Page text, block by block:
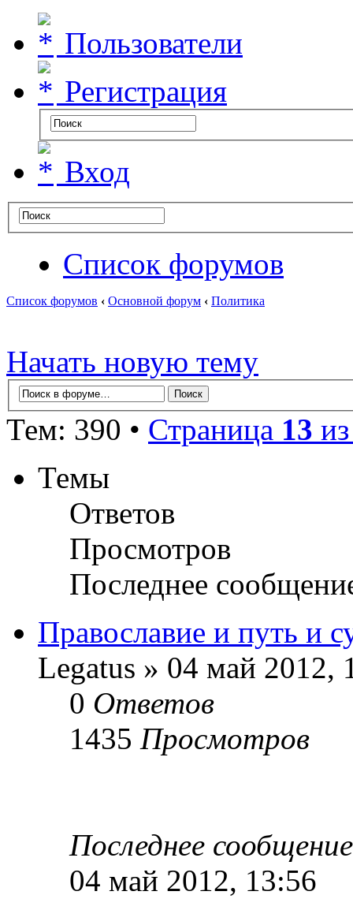
Пользователи
Регистрация
Вход
Список форумов
Список форумов ‹ Основной форум ‹ Политика
Начать новую тему
Тем: 390 • Страница 13
Темы
Ответов
Просмотров
Последнее
Православие и путь и
Legatus » 04 май 2012,
0 Ответов
1435 Просмотров
Последнее
04 май 2012, 13:56